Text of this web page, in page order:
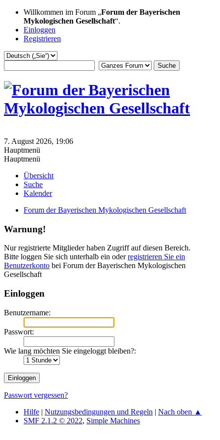
Willkommen im Forum „Forum der Bayerischen
Mykologischen Gesellschaft“.
Einloggen
Registrieren
7. August 2026, 19:06
Hauptmenü
Hauptmenü
Übersicht
Suche
Kalender
Forum der Bayerischen Mykologischen Gesellschaft
Warnung!
Nur registrierte Mitglieder haben Zugriff auf diesen Bereich.
Bitte loggen Sie sich unterhalb ein oderregistrieren Sie ein
Benutzerkonto bei Forum der Bayerischen Mykologischen
Gesellschaft
Einloggen
Benutzername:
Passwort:
Wie lang möchten Sie eingeloggt bleiben?:
Passwort vergessen?
Hilfe | Nutzungsbedingungen und Regeln | Nach oben ▲
SMF 2.1.2 © 2022, Simple Machines